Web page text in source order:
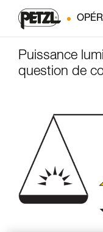
Puissance
question de